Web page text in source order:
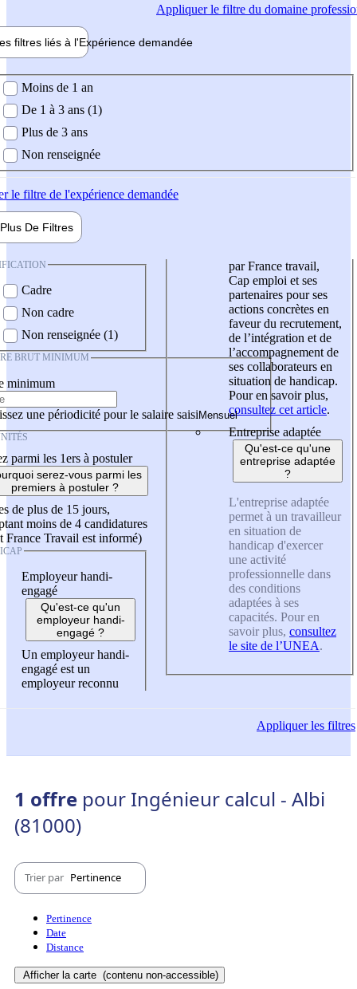
Appliquerle filtre du domaine
filtres liés à l'Expérience demandée
demandée
Moins de 1 an
De 1 à 3 ans (1)
Plus de 3 ans
Non renseignée
le filtre de l'expérience demandée
Plus De Filtres
Cadre
Non cadre
Non renseignée (1)
BRUT MINIMUM
minimum
une périodicité pour le salaire saisi
parmi les 1ers à postuler
serez-vous parmi les
premiers à postuler ?
de plus de 15 jours,
moins de 4 candidatures
France Travail est informé)
Employeur handi-
engagé
Qu'est-ce qu'un
employeur handi-
engagé ?
Un employeur handi-
engagé est un
employeur reconnu
par France travail,
Cap emploi et ses
partenaires pour ses
actions concrètes en
faveur du recrutement,
de l’intégration et de
l’accompagnement de
ses collaborateurs en
situation de handicap.
Pour en savoir plus,
consultez cet article.
Entreprise adaptée
Qu'est-ce qu'une
entreprise adaptée
?
L'entreprise adaptée
permet à un travailleur
en situation de
handicap d'exercer
une activité
professionnelle dans
des conditions
adaptées à ses
capacités. Pour en
savoir plus, consultez
le site de l’UNEA.
Appliquerles filtres
1 offre pour Ingénieur calcul - Albi
(81000)
Trier par Pertinence
Pertinence
Date
Distance
Afficher la carte (contenu non-accessible)